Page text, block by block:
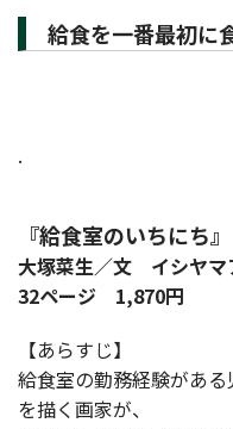
給食を一番最初に
.
『給食室のいちにち』
大塚菜生／文 イシヤ
32ページ 1,870円
【あらすじ】
給食室の勤務経験があ
を描く画家が、